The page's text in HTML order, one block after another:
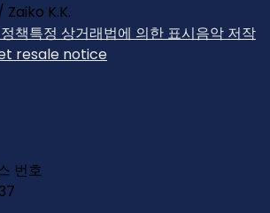
K.K.
책특정 상거래법에 의한 표시음악 저작
resale notice
번호